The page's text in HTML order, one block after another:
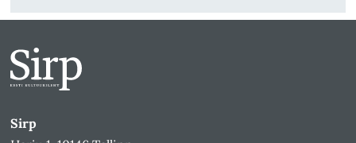
Sirp